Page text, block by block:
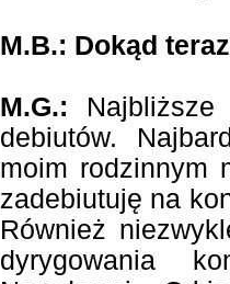
M.B.: Dokąd
M.G.:
debiutów.
moim rodzinnym
zadebiutuję na
Również
dyrygowania